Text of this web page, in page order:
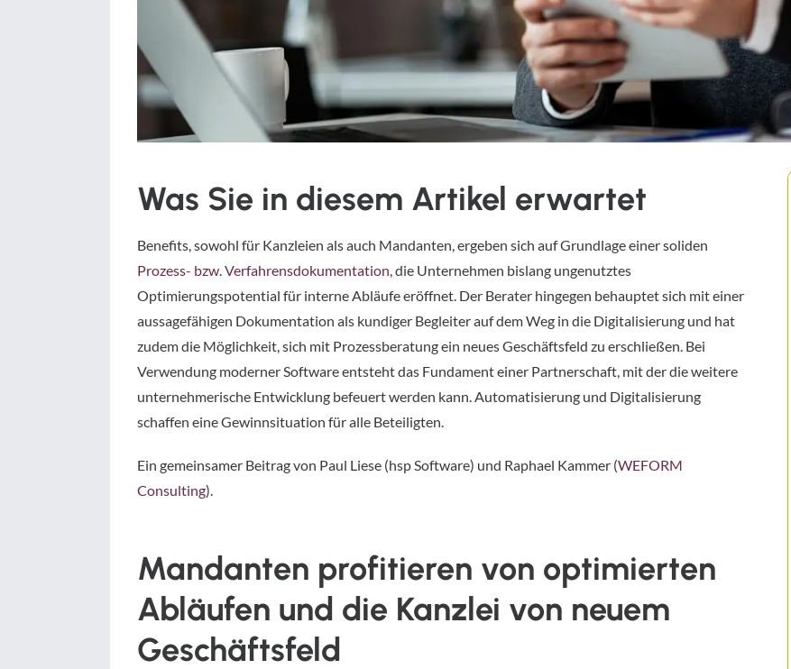
Was Sie in diesem Artikel erwartet
Benefits, sowohl für Kanzleien als auch Mandanten, ergeben sich auf Grundlage einer soliden
Prozess- bzw. Verfahrensdokumentation, die Unternehmen bislang ungenutztes
Optimierungspotential für interne Abläufe eröffnet. Der Berater hingegen behauptet sich mit einer
aussagefähigen Dokumentation als kundiger Begleiter auf dem Weg in die Digitalisierung und hat
zudem die Möglichkeit, sich mit Prozessberatung ein neues Geschäftsfeld zu erschließen. Bei
Verwendung moderner Software entsteht das Fundament einer Partnerschaft, mit der die weitere
unternehmerische Entwicklung befeuert werden kann. Automatisierung und Digitalisierung
schaffen eine Gewinnsituation für alle Beteiligten.
Ein gemeinsamer Beitrag von Paul Liese (hsp Software) und Raphael Kammer (WEFORM
Consulting).
Mandanten profitieren von optimierten
Abläufen und die Kanzlei von neuem
Geschäftsfeld